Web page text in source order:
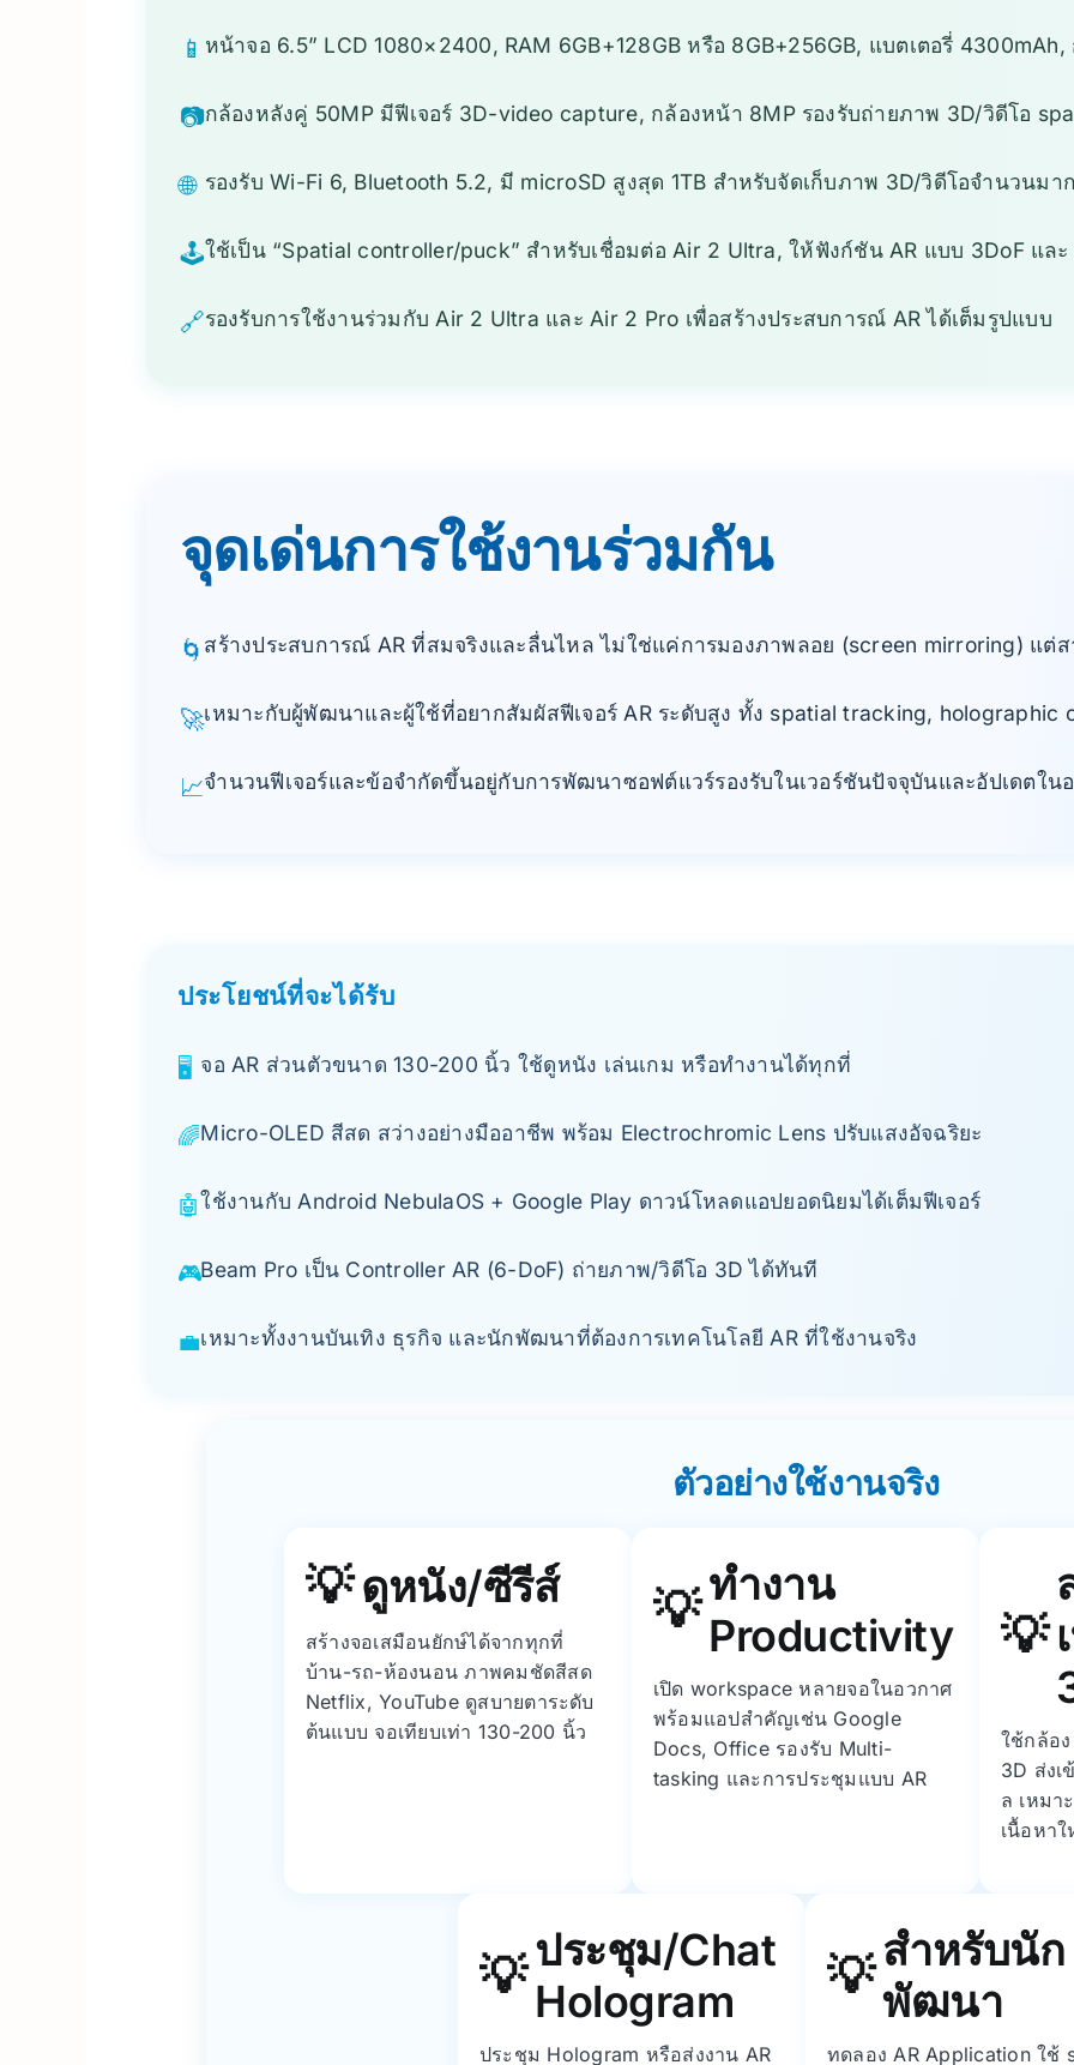
📱 หน้าจอ 6.5” LCD 1080×2400, RAM 6GB+128GB หรือ 8GB+256GB, แบตเตอรี่
📷กล้องหลังคู่ 50MP มีฟีเจอร์ 3D-video capture, กล้องหน้า 8MP รองรับถ่ายภาพ 3D/วิดีโอ
🌐 รองรับ Wi-Fi 6, Bluetooth 5.2, มี microSD สูงสุด 1TB สำหรับจัดเก็บภาพ 3D/วิดีโอจำนวนมา
🕹️ใช้เป็น “Spatial controller/puck” สำหรับเชื่อมต่อ Air 2 Ultra, ให้ฟังก์ชัน AR แบบ 3DoF แล
🔗รองรับการใช้งานร่วมกับ Air 2 Ultra และ Air 2 Pro เพื่อสร้างประสบการณ์ AR ได้เต็มรูปแบบ
จุดเด่นการใช้งานร่วมกัน
🌀 สร้างประสบการณ์ AR ที่สมจริงและลื่นไหล ไม่ใช่แค่การมองภาพลอย (screen mirroring) แต่
🚀เหมาะกับผู้พัฒนาและผู้ใช้ที่อยากสัมผัสฟีเจอร์ AR ระดับสูง ทั้ง spatial tracking, holographic
📈จำนวนฟีเจอร์และข้อจำกัดขึ้นอยู่กับการพัฒนาซอฟต์แวร์รองรับในเวอร์ชันปัจจุบันและอัปเดตใน
ประโยชน์ที่จะได้รับ
🖥️ จอ AR ส่วนตัวขนาด 130-200 นิ้ว ใช้ดูหนัง เล่นเกม หรือทำงานได้ทุกที่
🌈Micro-OLED สีสด สว่างอย่างมืออาชีพ พร้อม Electrochromic Lens ปรับแสงอัจฉริยะ
🤖ใช้งานกับ Android NebulaOS + Google Play ดาวน์โหลดแอปยอดนิยมได้เต็มฟีเจอร์
🎮Beam Pro เป็น Controller AR (6-DoF) ถ่ายภาพ/วิดีโอ 3D ได้ทันที
💼เหมาะทั้งงานบันเทิง ธุรกิจ และนักพัฒนาที่ต้องการเทคโนโลยี AR ที่ใช้งานจริง
ตัวอย่างใช้งานจริง
ดูหนัง/ซีรีส์
สร้างจอเสมือนยักษ์ได้จากทุกที่
บ้าน-รถ-ห้องนอน ภาพคมชัดสีสด
Netflix, YouTube ดูสบายตาระดับ
ต้นแบบ จอเทียบเท่า 130-200 นิ้ว
ทำงาน
Productivity
เปิด workspace หลายจอในอวกาศ
พร้อมแอปสำคัญเช่น Google
Docs, Office รองรับ Multi-
tasking และการประชุมแบบ AR
ใช้กล้อ
3D ส่ง
ล เหมา
เนื้อหา
ประชุม/Chat
Hologram
ประชุม Hologram หรือส่งงาน AR
สำหรับนัก
พัฒนา
ทดลอง AR Application ใช้